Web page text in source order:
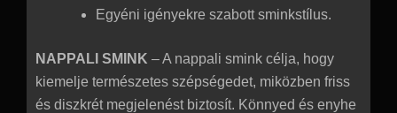
Egyéni igényekre szabott sminkstílus.
NAPPALI SMINK – A nappali smink célja, hogy
kiemelje természetes szépségedet, miközben friss
és diszkrét megjelenést biztosít. Könnyed és enyhe